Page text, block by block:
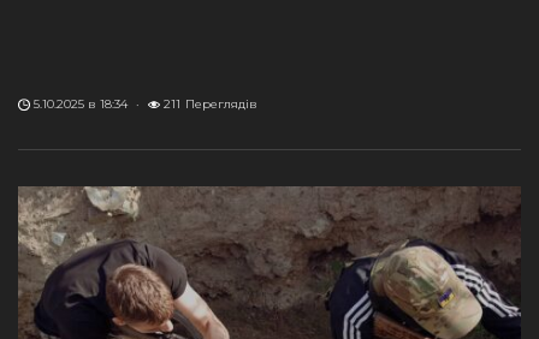
5.10.2025 в 18:34 · 211 Переглядів